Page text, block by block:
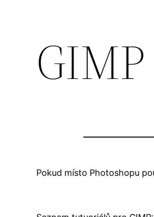
Pokud místo Photoshopu